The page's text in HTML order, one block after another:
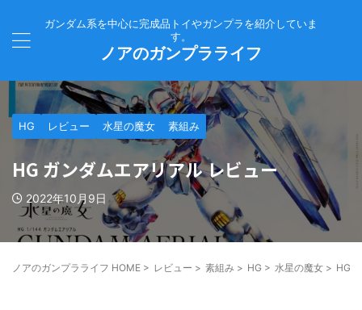
ガンダム系を中心に完成品トイやガンプラを紹介していま
す。
ノアのガンプラライフ
HG レビュー 水星の魔女 素組み
HG ガンダムエアリアル レビュー
2022年10月9日
ノアのガンプラライフ HOME > レビュー > 素組み > HG > 水星の魔女 > HG